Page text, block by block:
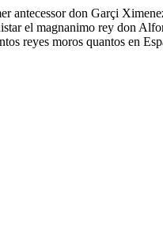
antecessor don Garçi
el magnanimo rey don
reyes moros quantos en